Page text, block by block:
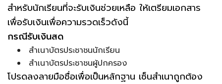
สำหรับนักเรียนที่จะรับเงินช่วยเหลือ ให้เตรียมเอกสาร
เพื่อรับเงินเพื่อความรวดเร็วดังนี้
กรณีรับเงินสด
สำเนาบัตรประชาชนนักเรียน
สำเนาบัตรประชาชนผู้ปกครอง
โปรดลงลายมือชื่อเพื่อเป็นหลักฐาน เซ็นสำเนาถูกต้อง